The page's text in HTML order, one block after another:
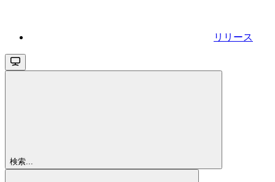
リリース
検索...